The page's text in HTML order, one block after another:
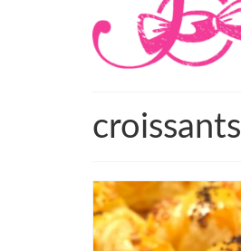
croissants